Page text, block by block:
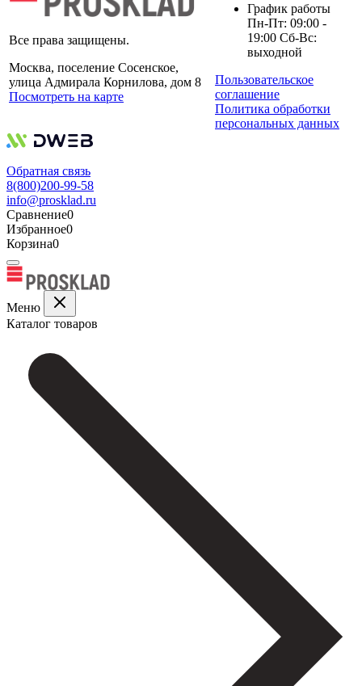
Все права защищены.
Москва, поселение Сосенское,
улица Адмирала Корнилова, дом 8
Посмотреть на карте
График работы
Пн-Пт: 09:00 -
19:00 Сб-Вс:
выходной
Пользовательское
соглашение
Политика обработки
персональных данных
Обратная связь
8(800)200-99-58
info@prosklad.ru
Сравнение0
Избранное0
Корзина0
Меню
Каталог товаров